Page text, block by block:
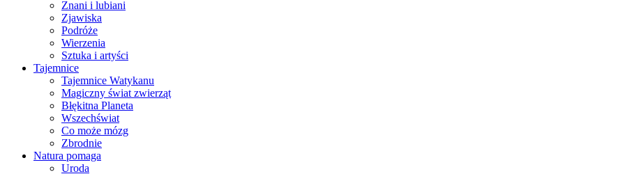
Znani i lubiani
Zjawiska
Podróże
Wierzenia
Sztuka i artyści
Tajemnice
Tajemnice Watykanu
Magiczny świat zwierząt
Błękitna Planeta
Wszechświat
Co może mózg
Zbrodnie
Natura pomaga
Uroda